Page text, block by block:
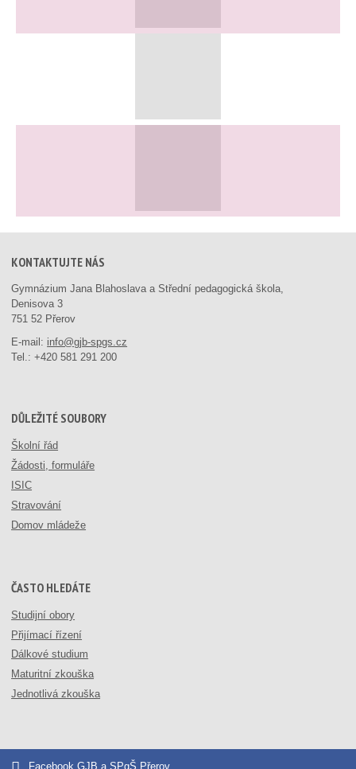
KONTAKTUJTE NÁS
Gymnázium Jana Blahoslava a Střední pedagogická škola,
Denisova 3
751 52 Přerov
E-mail: info@gjb-spgs.cz
Tel.:+420 581 291 200
DŮLEŽITÉ SOUBORY
Školní řád
Žádosti, formuláře
ISIC
Stravování
Domov mládeže
ČASTO HLEDÁTE
Studijní obory
Přijímací řízení
Dálkové studium
Maturitní zkouška
Jednotlivá zkouška
Facebook GJB a SPgŠ Přerov